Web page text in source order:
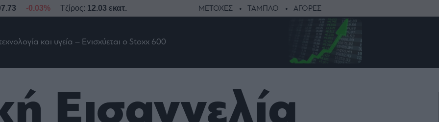
-0.03% Τζίρος: 12.03 εκατ. ΜΕΤΟΧΕΣ ΤΑΜΠΛΟ ΑΓΟΡΕΣ
και υγεία – Ενισχύεται ο Stoxx 600
Εισαγγελία